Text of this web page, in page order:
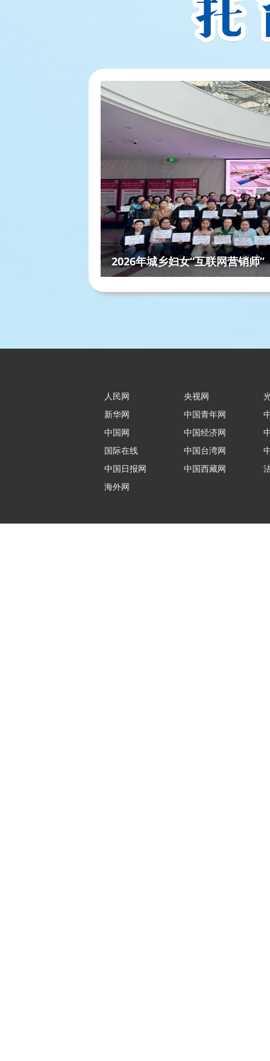
春日阅成长 书香润童年
人民网
新华网
中国网
国际在线
中国日报网
海外网
央视网
中国青年网
中国经济网
中国台湾网
中国西藏网